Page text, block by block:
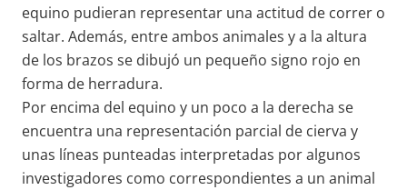
equino pudieran representar una actitud de correr o
saltar. Además, entre ambos animales y a la altura
de los brazos se dibujó un pequeño signo rojo en
forma de herradura.
Por encima del equino y un poco a la derecha se
encuentra una representación parcial de cierva y
unas líneas punteadas interpretadas por algunos
investigadores como correspondientes a un animal